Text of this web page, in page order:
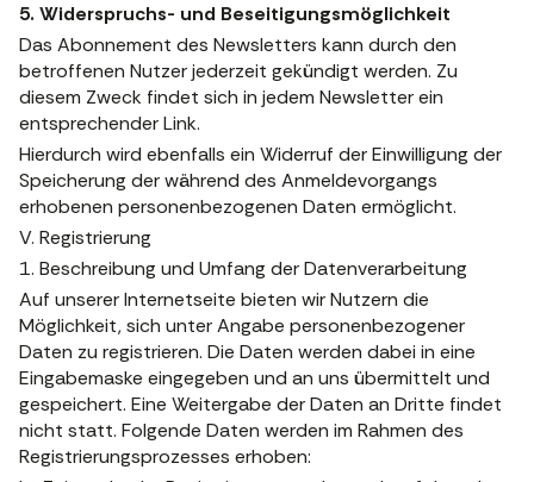
5. Widerspruchs- und Beseitigungsmöglichkeit
Das Abonnement des Newsletters kann durch den
betroffenen Nutzer jederzeit gekündigt werden. Zu
diesem Zweck findet sich in jedem Newsletter ein
entsprechender Link.
Hierdurch wird ebenfalls ein Widerruf der Einwilligung der
Speicherung der während des Anmeldevorgangs
erhobenen personenbezogenen Daten ermöglicht.
V. Registrierung
1. Beschreibung und Umfang der Datenverarbeitung
Auf unserer Internetseite bieten wir Nutzern die
Möglichkeit, sich unter Angabe personenbezogener
Daten zu registrieren. Die Daten werden dabei in eine
Eingabemaske eingegeben und an uns übermittelt und
gespeichert. Eine Weitergabe der Daten an Dritte findet
nicht statt. Folgende Daten werden im Rahmen des
Registrierungsprozesses erhoben: